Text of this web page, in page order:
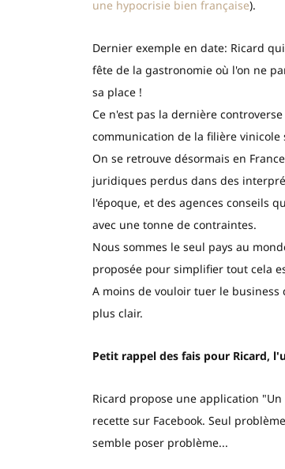
une hypocrisie bien française).
Dernier exemple en date: Ricard
fête de la gastronomie où l'on ne
sa place !
Ce n'est pas la dernière
communication de la filière
On se retrouve désormais en
juridiques perdus dans des
l'époque, et des agences conseils
avec une tonne de contraintes.
Nous sommes le seul pays au
proposée pour simplifier tout cela
A moins de vouloir tuer le
plus clair.
Petit rappel des fais pour Ricard,
Ricard propose une application
recette sur Facebook. Seul
semble poser problème...